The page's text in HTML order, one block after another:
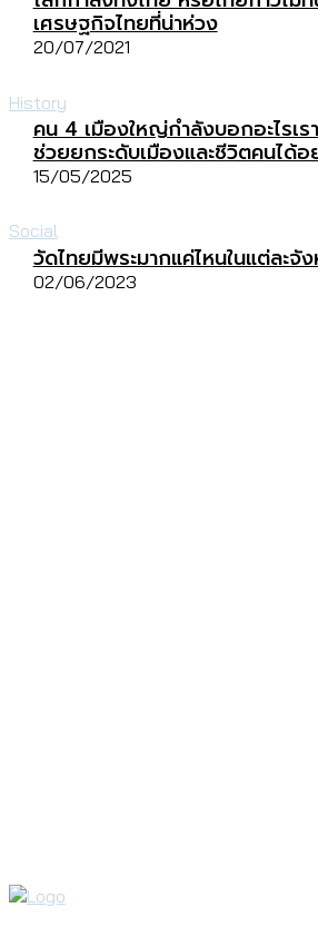
เศรษฐกิจไทยที่น่าห่วง
20/07/2021
History
คน 4 เมืองใหญ่กำลังบอกอะไรเ
ช่วยยกระดับเมืองและชีวิตคนได้อ
15/05/2025
Social
วัดไทยมีพระมากแค่ไหนในแต่ละจั
02/06/2023